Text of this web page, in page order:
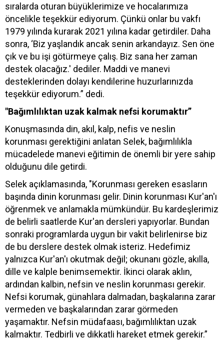
sıralarda oturan büyüklerimize ve hocalarımıza
öncelikle teşekkür ediyorum. Çünkü onlar bu vakfı
1979 yılında kurarak 2021 yılına kadar getirdiler. Daha
sonra, ‘Biz yaşlandık ancak senin arkandayız. Sen öne
çık ve bu işi götürmeye çalış. Biz sana her zaman
destek olacağız.' dediler. Maddi ve manevi
desteklerinden dolayı kendilerine huzurlarınızda
teşekkür ediyorum.” dedi.
"Bağımlılıktan uzak kalmak nefsi korumaktır”
Konuşmasında din, akıl, kalp, nefis ve neslin
korunması gerektiğini anlatan Selek, bağımlılıkla
mücadelede manevi eğitimin de önemli bir yere sahip
olduğunu dile getirdi.
Selek açıklamasında, "Korunması gereken esasların
başında dinin korunması gelir. Dinin korunması Kur'an'ı
öğrenmek ve anlamakla mümkündür. Bu kardeşlerimiz
de belirli saatlerde Kur'an dersleri yapıyorlar. Bundan
sonraki programlarda uygun bir vakit belirlenirse biz
de bu derslere destek olmak isteriz. Hedefimiz
yalnızca Kur'an'ı okutmak değil; okunanı gözle, akılla,
dille ve kalple benimsemektir. İkinci olarak aklın,
ardından kalbin, nefsin ve neslin korunması gerekir.
Nefsi korumak, günahlara dalmadan, başkalarına zarar
vermeden ve başkalarından zarar görmeden
yaşamaktır. Nefsin müdafaası, bağımlılıktan uzak
kalmaktır. Tedbirli ve dikkatli hareket etmek gerekir.”